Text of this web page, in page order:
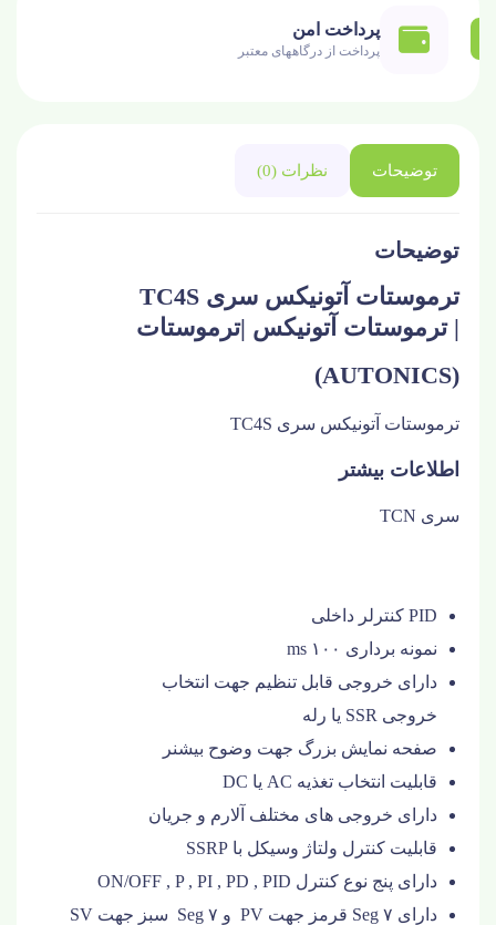
پرداخت امن
پرداخت از درگاههای معتبر
توضیحات نظرات (0)
توضیحات
ترموستات آتونیکس سری TC4S
| ترموستات آتونیکس |ترموستات
(AUTONICS)
ترموستات آتونیکس سری TC4S
اطلاعات بیشتر
سری TCN
PID کنترلر داخلی
نمونه برداری ۱۰۰ ms
دارای خروجی قابل تنظیم جهت انتخاب
خروجی SSR یا رله
صفحه نمایش بزرگ جهت وضوح بیشنر
قابلیت انتخاب تغذیه AC یا DC
دارای خروجی های مختلف آلارم و جریان
قابلیت کنترل ولتاژ وسیکل با SSRP
دارای پنج نوع کنترل
دارای ۷ Seg قرمز جهت PV و ۷ Seg سبز جهت SV